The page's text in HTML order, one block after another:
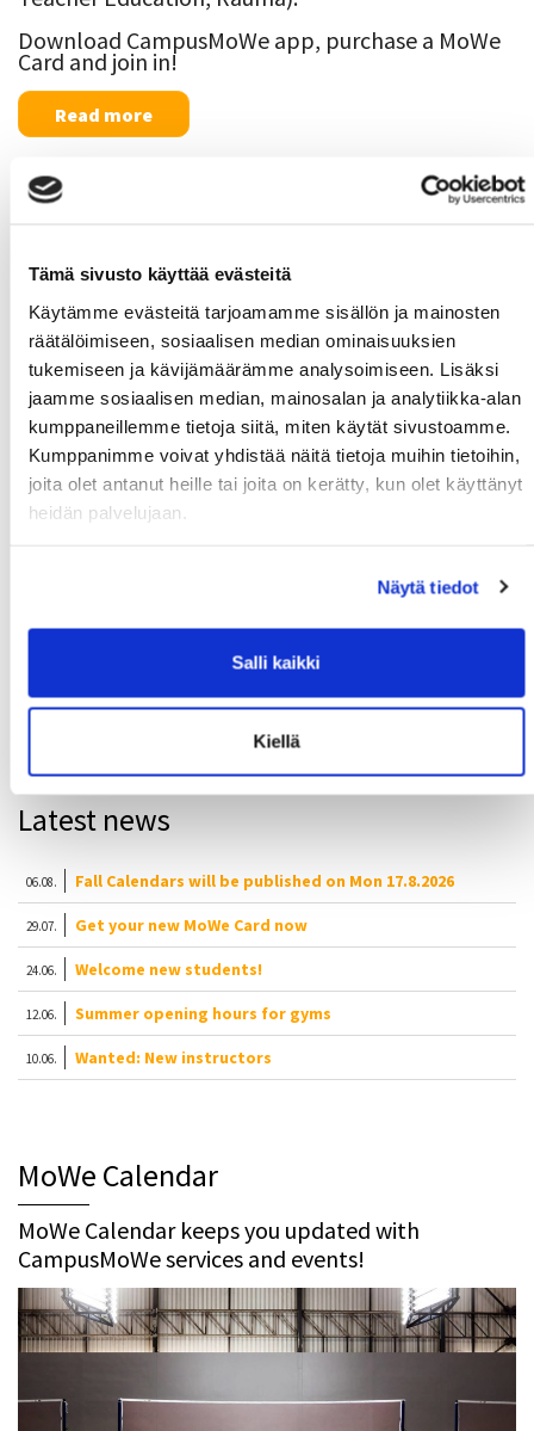
Tämä sivusto käyttää evästeitä
Käytämme evästeitä tarjoamamme sisällön ja mainosten
räätälöimiseen, sosiaalisen median ominaisuuksien
tukemiseen ja kävijämäärämme analysoimiseen. Lisäksi
jaamme sosiaalisen median, mainosalan ja analytiikka-alan
kumppaneillemme tietoja siitä, miten käytät sivustoamme.
Kumppanimme voivat yhdistää näitä tietoja muihin tietoihin,
joita olet antanut heille tai joita on kerätty, kun olet käyttänyt
heidän palvelujaan.
Näytä tiedot
Salli kaikki
Kiellä
Download CampusMoWe app, purchase a MoWe
Card and join in!
Read more
The use of the gym starting from 3.8.2021
03.08.2021 10:00
opening hours, rules and regulations.
We can keep the gym open when every user
follows the safety guidelines!
Read more
Latest news
06.08. Fall Calendars will be published on Mon 17.8.2026
29.07. Get your new MoWe Card now
24.06. Welcome new students!
12.06. Summer opening hours for gyms
10.06. Wanted: New instructors
MoWe Calendar
MoWe Calendar keeps you updated with
CampusMoWe services and events!